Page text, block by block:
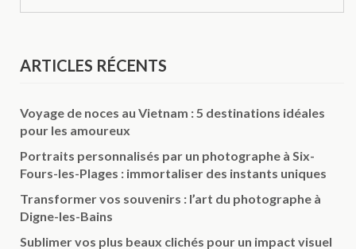
ARTICLES RÉCENTS
Voyage de noces au Vietnam : 5 destinations idéales
pour les amoureux
Portraits personnalisés par un photographe à Six-
Fours-les-Plages : immortaliser des instants uniques
Transformer vos souvenirs : l’art du photographe à
Digne-les-Bains
Sublimer vos plus beaux clichés pour un impact visuel